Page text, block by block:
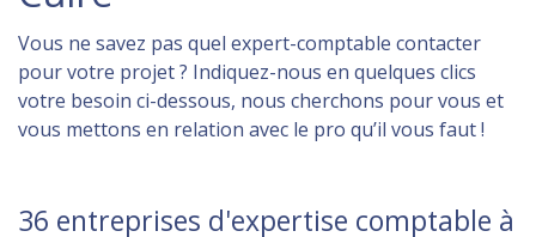
Vous ne savez pas quel expert-comptable contacter
pour votre projet ? Indiquez-nous en quelques clics
votre besoin ci-dessous, nous cherchons pour vous et
vous mettons en relation avec le pro qu’il vous faut !
36 entreprises d'expertise comptable à